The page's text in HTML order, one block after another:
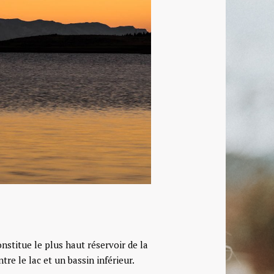
le plus haut réservoir de la
le lac et un bassin inférieur.